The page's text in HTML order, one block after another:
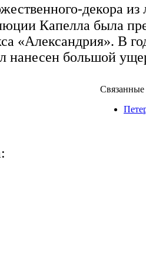
декора
Капелла была
«Александрия». В
нанесен большой